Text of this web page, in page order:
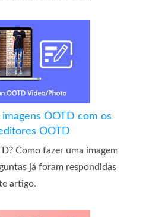
OOTD com os
OOTD
Como fazer uma imagem
já foram respondidas
artigo.